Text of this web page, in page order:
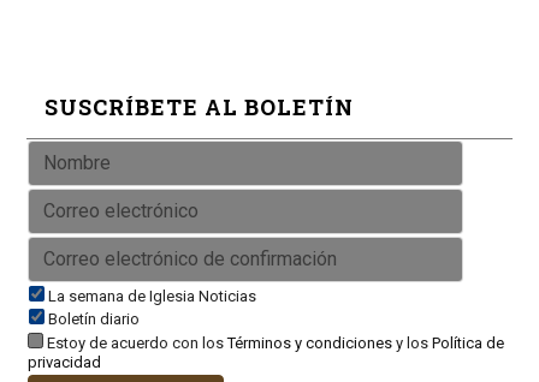
SUSCRÍBETE AL BOLETÍN
La semana de Iglesia Noticias
Boletín diario
Estoy de acuerdo con losTérminos y condicionesy los Política de
privacidad